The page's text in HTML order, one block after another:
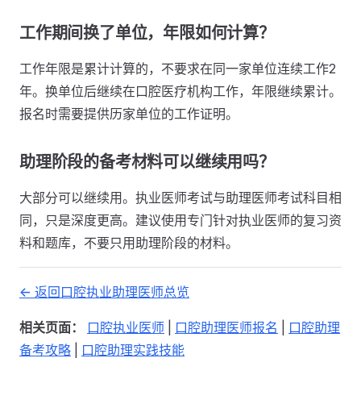
工作期间换了单位，年限如何计算？
工作年限是累计计算的，不要求在同一家单位连续工作2
年。换单位后继续在口腔医疗机构工作，年限继续累计。
报名时需要提供历家单位的工作证明。
助理阶段的备考材料可以继续用吗？
大部分可以继续用。执业医师考试与助理医师考试科目相
同，只是深度更高。建议使用专门针对执业医师的复习资
料和题库，不要只用助理阶段的材料。
<- 返回口腔执业助理医师总览
相关页面： 口腔执业医师 口腔助理医师报名
口腔助理
备考攻略
口腔助理实践技能